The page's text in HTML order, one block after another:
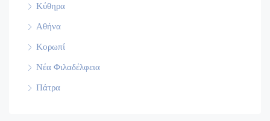
Κύθηρα
Αθήνα
Κορωπί
Νέα Φιλαδέλφεια
Πάτρα